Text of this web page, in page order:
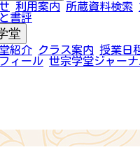
利用案内 所蔵資料検索
書評
堂
紹介 クラス案内 授業日
ィール 世宗学堂ジャー